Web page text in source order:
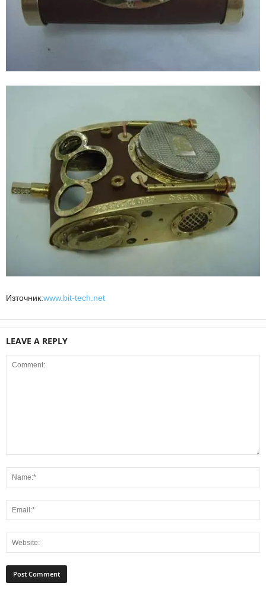
Източник:www.bit-tech.net
LEAVE A REPLY